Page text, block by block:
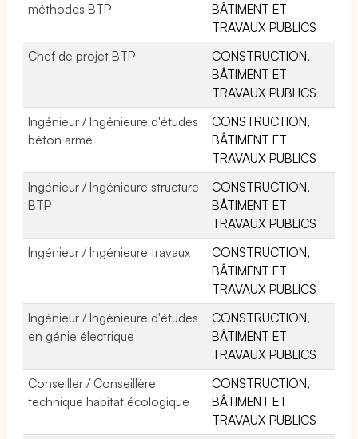
méthodes BTP
BÂTIMENT ET
TRAVAUX PUBLICS
Chef de projet BTP
CONSTRUCTION,
BÂTIMENT ET
TRAVAUX PUBLICS
Ingénieur / Ingénieure d'études
béton armé
CONSTRUCTION,
BÂTIMENT ET
TRAVAUX PUBLICS
Ingénieur / Ingénieure structure
BTP
CONSTRUCTION,
BÂTIMENT ET
TRAVAUX PUBLICS
Ingénieur / Ingénieure travaux
CONSTRUCTION,
BÂTIMENT ET
TRAVAUX PUBLICS
Ingénieur / Ingénieure d'études
en génie électrique
CONSTRUCTION,
BÂTIMENT ET
TRAVAUX PUBLICS
Conseiller / Conseillère
technique habitat écologique
CONSTRUCTION,
BÂTIMENT ET
TRAVAUX PUBLICS